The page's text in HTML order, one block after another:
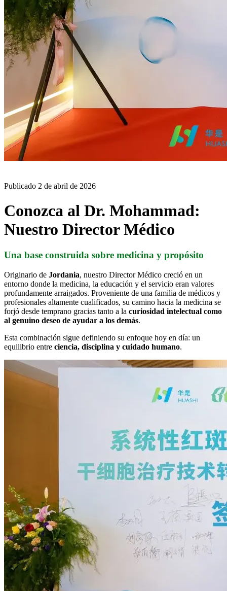
Publicado 2 de abril de 2026
Conozca al Dr. Mohammad:
Nuestro Director Médico
Una base construida sobre medicina y propósito
Originario de Jordania, nuestro Director Médico creció en un
entorno donde la medicina, la educación y el servicio eran valores
profundamente arraigados. Proveniente de una familia de médicos y
profesionales altamente cualificados, su camino hacia la medicina se
forjó desde temprano gracias tanto a la curiosidad intelectual como
al genuino deseo de ayudar a los demás.
Esta combinación sigue definiendo su enfoque hoy en día: un
equilibrio entre ciencia, disciplina y cuidado humano.